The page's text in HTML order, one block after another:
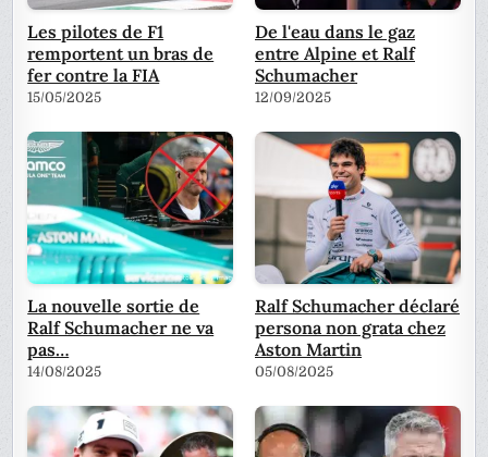
Les pilotes de F1
remportent un bras de
fer contre la FIA
15/05/2025
De l'eau dans le gaz
entre Alpine et Ralf
Schumacher
12/09/2025
La nouvelle sortie de
Ralf Schumacher ne va
pas…
14/08/2025
Ralf Schumacher déclaré
persona non grata chez
Aston Martin
05/08/2025